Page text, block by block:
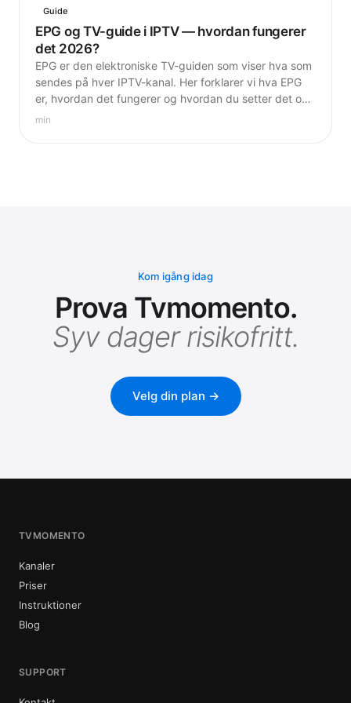
Guide
EPG og TV-guide i IPTV — hvordan fungerer
det 2026?
EPG er den elektroniske TV-guiden som viser hva som
sendes på hver IPTV-kanal. Her forklarer vi hva EPG
er, hvordan det fungerer og hvordan du setter det opp
i vanlige IPTV-apper.
min
Kom igång idag
Prova Tvmomento.
Syv dager risikofritt.
Velg din plan →
TVMOMENTO
Kanaler
Priser
Instruktioner
Blog
SUPPORT